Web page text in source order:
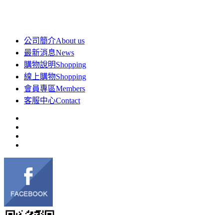
公司簡介About us
最新消息News
購物說明Shopping
線上購物Shopping
會員專區Members
客服中心Contact